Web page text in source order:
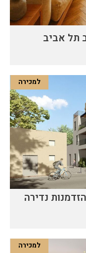
תל אביב
למכירה
נדירה
למכירה